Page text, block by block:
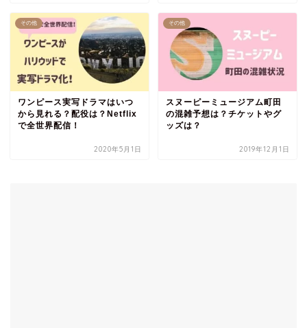
その他
ワンピース実写ドラマはいつ
から見れる？配役は？Netflix
で全世界配信！
2020年5月1日
その他
スヌーピーミュージアム町田
の混雑予想は？チケットやグ
ッズは？
2019年12月1日